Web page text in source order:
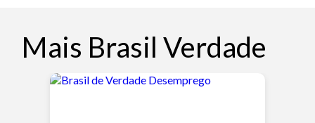
Mais Brasil Verdade